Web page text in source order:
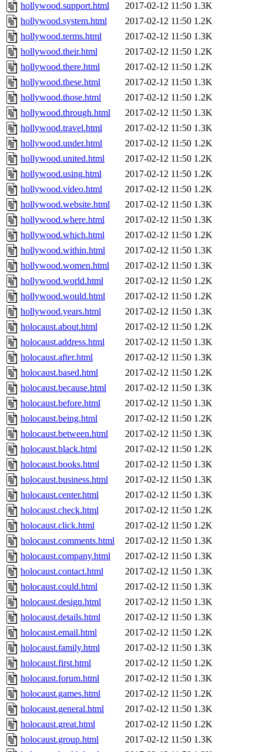
hollywood.support.html 2017-02-12 11:50 1.3K
hollywood.system.html
2017-02-12 11:50 1.2K
hollywood.terms.html
2017-02-12 11:50 1.3K
hollywood.their.html
2017-02-12 11:50 1.2K
hollywood.there.html
2017-02-12 11:50 1.2K
hollywood.these.html
2017-02-12 11:50 1.3K
hollywood.those.html
2017-02-12 11:50 1.2K
hollywood.through.html
2017-02-12 11:50 1.3K
hollywood.travel.html
2017-02-12 11:50 1.3K
hollywood.under.html
2017-02-12 11:50 1.2K
hollywood.united.html
2017-02-12 11:50 1.2K
hollywood.using.html
2017-02-12 11:50 1.2K
hollywood.video.html
2017-02-12 11:50 1.2K
hollywood.website.html
2017-02-12 11:50 1.3K
hollywood.where.html
2017-02-12 11:50 1.3K
hollywood.which.html
2017-02-12 11:50 1.2K
hollywood.within.html
2017-02-12 11:50 1.3K
hollywood.women.html
2017-02-12 11:50 1.3K
hollywood.world.html
2017-02-12 11:50 1.2K
hollywood.would.html
2017-02-12 11:50 1.2K
hollywood.years.html
2017-02-12 11:50 1.3K
holocaust.about.html
2017-02-12 11:50 1.2K
holocaust.address.html
2017-02-12 11:50 1.3K
holocaust.after.html
2017-02-12 11:50 1.3K
holocaust.based.html
2017-02-12 11:50 1.2K
holocaust.because.html
2017-02-12 11:50 1.3K
holocaust.before.html
2017-02-12 11:50 1.3K
holocaust.being.html
2017-02-12 11:50 1.2K
holocaust.between.html
2017-02-12 11:50 1.3K
holocaust.black.html
2017-02-12 11:50 1.2K
holocaust.books.html
2017-02-12 11:50 1.3K
holocaust.business.html
2017-02-12 11:50 1.3K
holocaust.center.html
2017-02-12 11:50 1.3K
holocaust.check.html
2017-02-12 11:50 1.2K
holocaust.click.html
2017-02-12 11:50 1.2K
holocaust.comments.html
2017-02-12 11:50 1.3K
holocaust.company.html
2017-02-12 11:50 1.3K
holocaust.contact.html
2017-02-12 11:50 1.3K
holocaust.could.html
2017-02-12 11:50 1.3K
holocaust.design.html
2017-02-12 11:50 1.3K
holocaust.details.html
2017-02-12 11:50 1.3K
holocaust.email.html
2017-02-12 11:50 1.2K
holocaust.family.html
2017-02-12 11:50 1.3K
holocaust.first.html
2017-02-12 11:50 1.2K
holocaust.forum.html
2017-02-12 11:50 1.3K
holocaust.games.html
2017-02-12 11:50 1.2K
holocaust.general.html
2017-02-12 11:50 1.3K
holocaust.great.html
2017-02-12 11:50 1.2K
holocaust.group.html
2017-02-12 11:50 1.3K